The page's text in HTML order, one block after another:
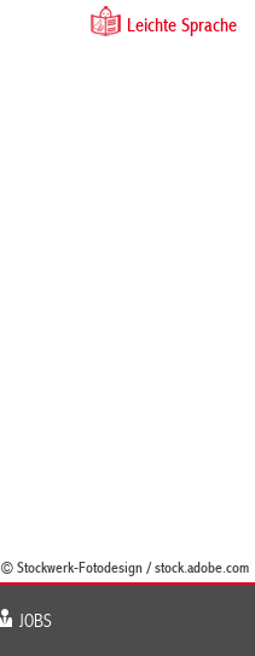
Leichte Sprache
© Stockwerk-Fotodesign / stock.adobe.com
JOBS